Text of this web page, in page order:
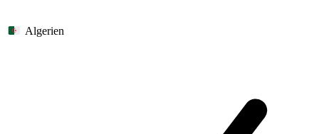
Algerien